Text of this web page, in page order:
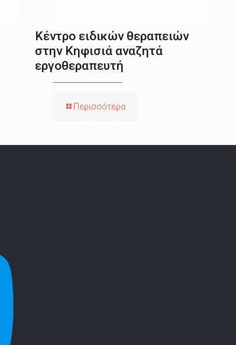
Κέντρο ειδικών θεραπειών
στην Κηφισιά αναζητά
εργοθεραπευτή
Περισσότερα